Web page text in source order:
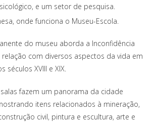
e um setor de pesquisa.
onde funciona o Museu-Escola.
do museu aborda a Inconfidência
com diversos aspectos da vida em
séculos XVIII e XIX.
fazem um panorama da cidade
itens relacionados à mineração,
civil, pintura e escultura, arte e